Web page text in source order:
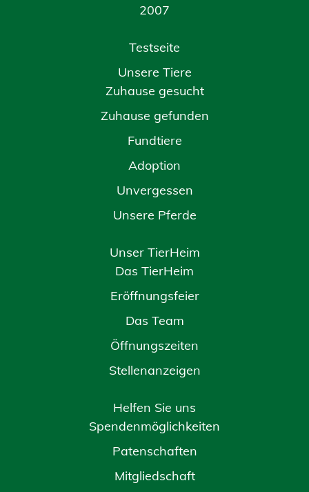
2007
Testseite
Unsere Tiere
Zuhause gesucht
Zuhause gefunden
Fundtiere
Adoption
Unvergessen
Unsere Pferde
Unser TierHeim
Das TierHeim
Eröffnungsfeier
Das Team
Öffnungszeiten
Stellenanzeigen
Helfen Sie uns
Spendenmöglichkeiten
Patenschaften
Mitgliedschaft